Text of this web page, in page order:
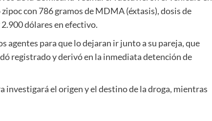
con 786 gramos de MDMA (éxtasis), dosis de
dólares en efectivo.
para que lo dejaran ir junto a su pareja, que
registrado y derivó en la inmediata detención de
investigará el origen y el destino de la droga, mientras